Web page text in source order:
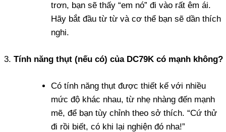
trơn, bạn sẽ thấy “em nó” đi vào rất êm ái.
Hãy bắt đầu từ từ và cơ thể bạn sẽ dần thích
nghi.
Tính năng thụt (nếu có) của DC79K có mạnh không?
Có tính năng thụt được thiết kế với nhiều
mức độ khác nhau, từ nhẹ nhàng đến mạnh
mẽ, để bạn tùy chỉnh theo sở thích. “Cứ thử
đi rồi biết, có khi lại nghiện đó nha!”